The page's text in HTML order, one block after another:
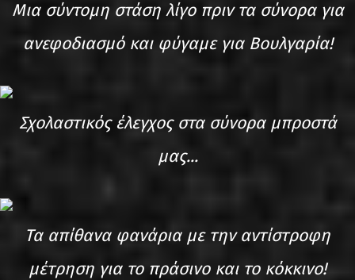
Μια σύντομη στάση λίγο πριν τα σύνορα για
ανεφοδιασμό και φύγαμε για Βουλγαρία!
Σχολαστικός έλεγχος στα σύνορα μπροστά
μας...
Τα απίθανα φανάρια με την αντίστροφη
μέτρηση για το πράσινο και το κόκκινο!